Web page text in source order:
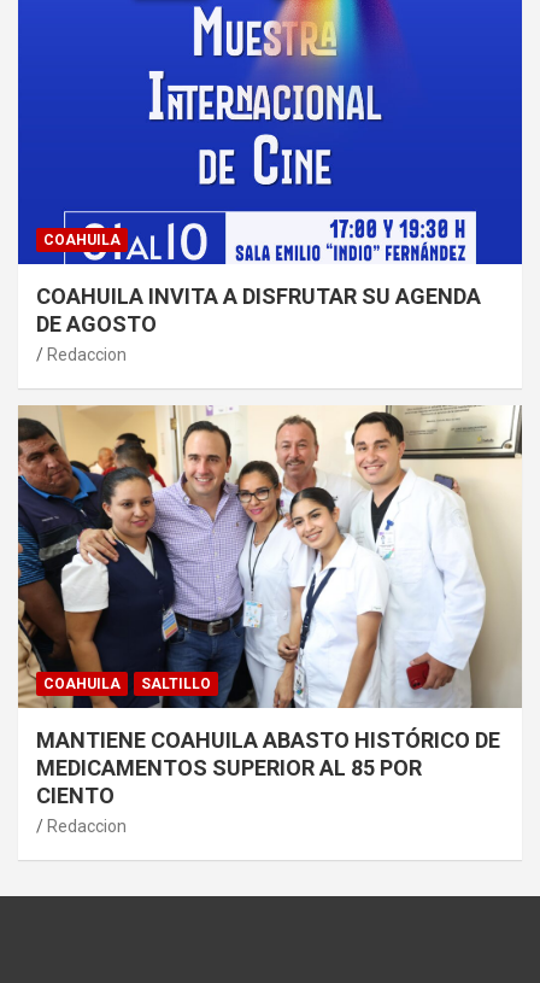
COAHUILA
COAHUILA INVITA A DISFRUTAR SU AGENDA
DE AGOSTO
Redaccion
COAHUILA SALTILLO
MANTIENE COAHUILA ABASTO HISTÓRICO DE
MEDICAMENTOS SUPERIOR AL 85 POR
CIENTO
Redaccion